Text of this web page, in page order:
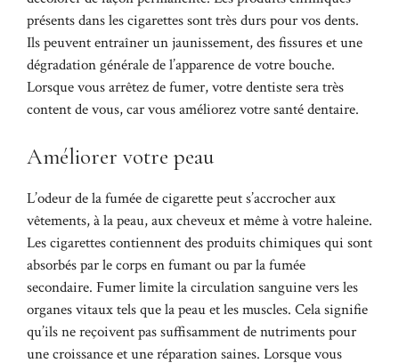
présents dans les cigarettes sont très durs pour vos dents.
Ils peuvent entraîner un jaunissement, des fissures et une
dégradation générale de l’apparence de votre bouche.
Lorsque vous arrêtez de fumer, votre dentiste sera très
content de vous, car vous améliorez votre santé dentaire.
Améliorer votre peau
L’odeur de la fumée de cigarette peut s’accrocher aux
vêtements, à la peau, aux cheveux et même à votre haleine.
Les cigarettes contiennent des produits chimiques qui sont
absorbés par le corps en fumant ou par la fumée
secondaire. Fumer limite la circulation sanguine vers les
organes vitaux tels que la peau et les muscles. Cela signifie
qu’ils ne reçoivent pas suffisamment de nutriments pour
une croissance et une réparation saines. Lorsque vous